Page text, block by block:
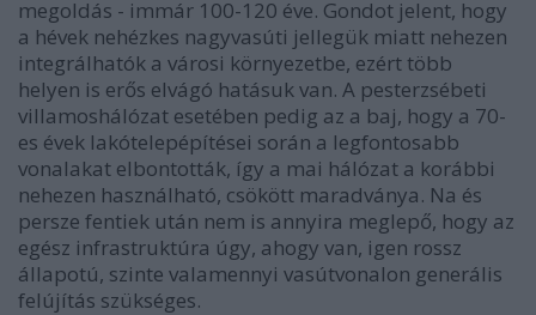
megoldás - immár 100-120 éve. Gondot jelent, hogy
a hévek nehézkes nagyvasúti jellegük miatt nehezen
integrálhatók a városi környezetbe, ezért több
helyen is erős elvágó hatásuk van. A pesterzsébeti
villamoshálózat esetében pedig az a baj, hogy a 70-
es évek lakótelepépítései során a legfontosabb
vonalakat elbontották, így a mai hálózat a korábbi
nehezen használható, csökött maradványa. Na és
persze fentiek után nem is annyira meglepő, hogy az
egész infrastruktúra úgy, ahogy van, igen rossz
állapotú, szinte valamennyi vasútvonalon generális
felújítás szükséges.